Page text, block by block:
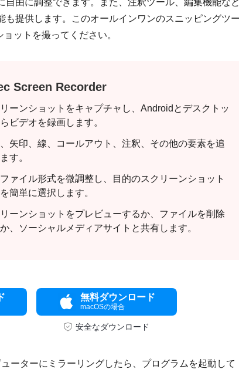
自由に調整できます。また、注釈ツール、編集機能な
も提供します。このオールインワンのスニッピングツ
ットを撮ってください。
Screen Recorder
ーンショットをキャプチャし、Androidとデスクトッ
ビデオを録画します。
矢印、線、コールアウト、注釈、その他の要素を追
す。
ァイル形式を微調整し、目的のスクリーンショット
簡単に選択します。
ーンショットをプレビューするか、ファイルを削除
、ソーシャルメディアサイトと共有します。
無料ダウンロード
macOSの場合
安全なダウンロード
ーターにミラーリングしたら、プログラムを起動して